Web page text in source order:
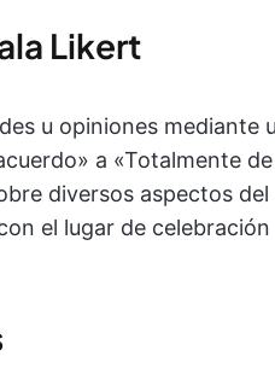
Likert
u opiniones mediante
a «Totalmente
diversos aspectos
el lugar de